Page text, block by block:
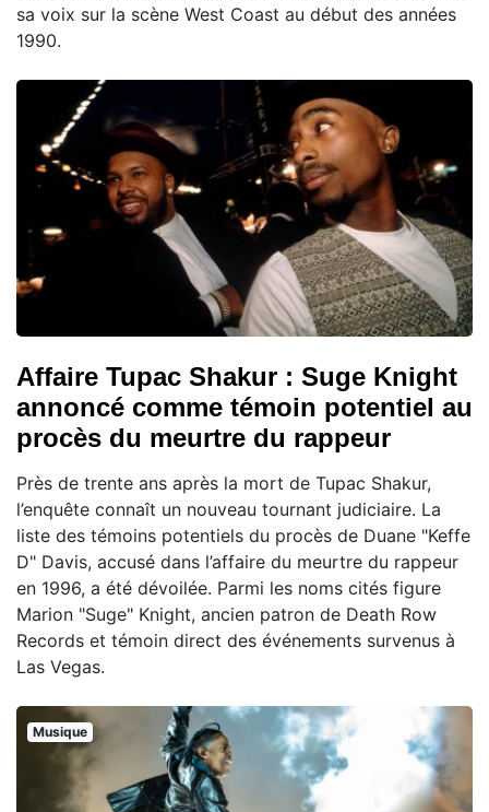
sa voix sur la scène West Coast au début des années
1990.
Affaire Tupac Shakur : Suge Knight
annoncé comme témoin potentiel au
procès du meurtre du rappeur
Près de trente ans après la mort de Tupac Shakur,
l’enquête connaît un nouveau tournant judiciaire. La
liste des témoins potentiels du procès de Duane "Keffe
D" Davis, accusé dans l’affaire du meurtre du rappeur
en 1996, a été dévoilée. Parmi les noms cités figure
Marion "Suge" Knight, ancien patron de Death Row
Records et témoin direct des événements survenus à
Las Vegas.
Musique